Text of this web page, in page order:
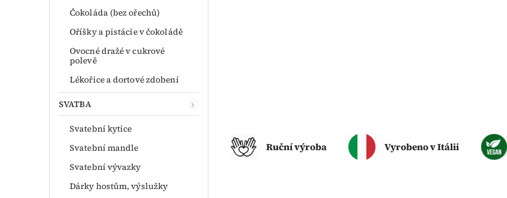
Čokoláda (bez ořechů)
Oříšky a pistácie v čokoládě
Ovocné dražé v cukrové
polevě
Lékořice a dortové zdobení
SVATBA
Svatební kytice
Svatební mandle
Svatební vývazky
Dárky hostům, výslužky
Ruční výroba Vyrobeno v Itálii